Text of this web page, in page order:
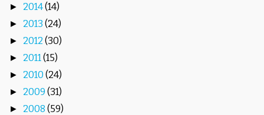
► 2014(14)
► 2013 (24)
► 2012 (30)
► 2011(15)
► 2010 (24)
► 2009 (31)
► 2008 (59)